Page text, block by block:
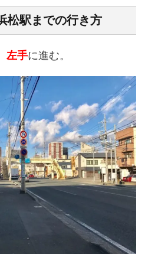
松駅までの行き方
左手に進む。